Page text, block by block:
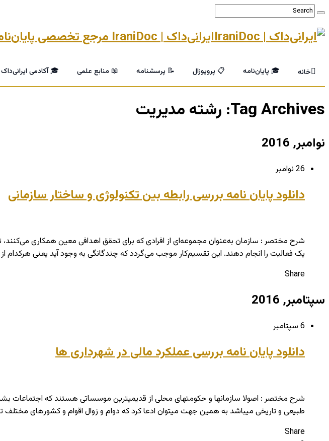
ایرانی‌داک | IraniDoc مرجع تخصصی پایان‌نامه و خدمات پژوهشی دانشگاهی
خانه 🎓 پایان‌نامه 📋 پروپوزال 📝 پرسشنامه 📖 منابع علمی 🎓 آکادمی ایرانی‌داک
Tag Archives: رشته مدیریت
نوامبر, 2016
26 نوامبر
دانلود پایان نامه بررسی رابطه بین تکنولوژی و ساختار سازمانی
شرح مختصر : سازمان به‌عنوان مجموعه‌ای از افرادی که برای تحقق اهدافی معین همکاری
یک فعالیت را انجام دهند. این تقسیم‌کار موجب می‌گردد که چندگانگی به وجود آید یعنی هرکدام
Share
سپتامبر, 2016
6 سپتامبر
دانلود پایان نامه بررسی عملکرد مالی در شهرداری ها
شرح مختصر : اصولا سازمان­ها و حکومت­های محلی از قدیمی­ترین موسساتی هستند که اجتماعات
طبیعی و تاریخی می­باشد به همین جهت می­توان ادعا کرد که دوام و زوال اقوام و کشورهای مختلف
Share